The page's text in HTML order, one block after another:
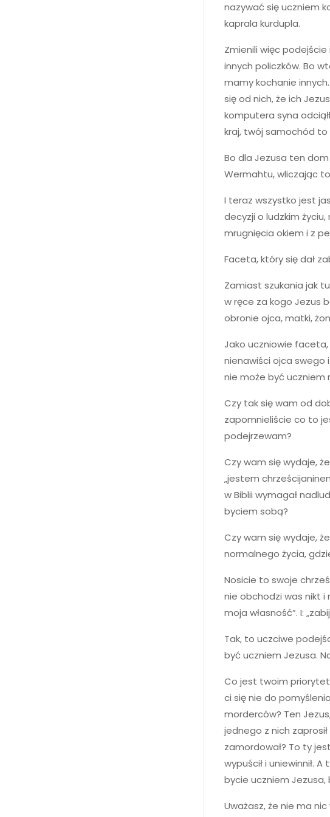
nazywać się uczniem
kaprala kurdupla.
Zmienili więc
innych policzków. Bo
mamy kochanie
się od nich, że ich
komputera syna
kraj, twój samochód to
Bo dla Jezusa ten
Wermahtu, wliczając
I teraz wszystko jest
decyzji o ludzkim
mrugnięcia okiem i z
Faceta, który się dał
Zamiast szukania jak
w ręce za kogo Jezus
obronie ojca, matki,
Jako uczniowie faceta,
nienawiści ojca swego
nie może być uczniem
Czy tak się wam od
zapomnieliście co to
podejrzewam?
Czy wam się wydaje,
„jestem
w Biblii wymagał
byciem sobą?
Czy wam się wydaje,
normalnego życia,
Nosicie to swoje
nie obchodzi was nikt i
moja własność”. I:
Tak, to uczciwe
być uczniem Jezusa.
Co jest twoim
ci się nie do
morderców? Ten
jednego z nich
zamordował? To ty
wypuścił i uniewinnił.
bycie uczniem
Uważasz, że nie ma